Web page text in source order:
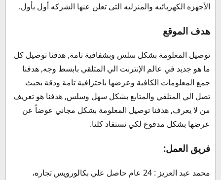
الأجهزه الكهربائيه والمنزليه التى تعلن عنها الشركه أول بأول.
هدف الموقع
توصيل المعلومة بشكل سلس وبشفافية تامة, هدفنا توصيل كل
ما هو جديد في عالم الإنترنت الي المتلقي بابسط وجه, هدفنا
جمع المعلومات الكافية وعرضها باحترافية تامة ودقة بحيث
تصل الي المتلقي والمتابع بشكل سهل وسلس, هدفنا هو تعريف
من لا يعرف, هدفنا توصيل المعلومة بشكل مجاني عوضاً عن
عرضها بشكل مدفوع لكي نستفاد كلنا.
فريق العمل:
محمد عبد العزيز : 24 عام حاصل علي بكالورويس تجاره،